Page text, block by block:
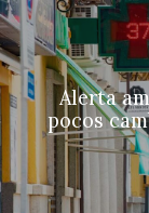
Alerta
pocos